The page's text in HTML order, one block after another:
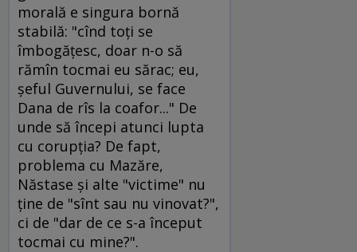
morală e singura bornă
stabilă: "cînd toţi se
îmbogăţesc, doar n-o să
rămîn tocmai eu sărac; eu,
şeful Guvernului, se face
Dana de rîs la coafor..." De
unde să începi atunci lupta
cu corupţia? De fapt,
problema cu Mazăre,
Năstase şi alte "victime" nu
ţine de "sînt sau nu vinovat?",
ci de "dar de ce s-a început
tocmai cu mine?".